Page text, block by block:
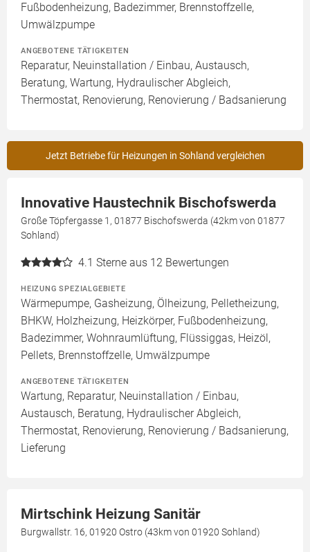
Fußbodenheizung, Badezimmer, Brennstoffzelle,
Umwälzpumpe
ANGEBOTENE TÄTIGKEITEN
Reparatur, Neuinstallation / Einbau, Austausch,
Beratung, Wartung, Hydraulischer Abgleich,
Thermostat, Renovierung, Renovierung / Badsanierung
Jetzt Betriebe für Heizungen in Sohland vergleichen
Innovative Haustechnik Bischofswerda
Große Töpfergasse 1, 01877 Bischofswerda (42km von 01877
Sohland)
4.1 Sterne aus 12 Bewertungen
HEIZUNG SPEZIALGEBIETE
Wärmepumpe, Gasheizung, Ölheizung, Pelletheizung,
BHKW, Holzheizung, Heizkörper, Fußbodenheizung,
Badezimmer, Wohnraumlüftung, Flüssiggas, Heizöl,
Pellets, Brennstoffzelle, Umwälzpumpe
ANGEBOTENE TÄTIGKEITEN
Wartung, Reparatur, Neuinstallation / Einbau,
Austausch, Beratung, Hydraulischer Abgleich,
Thermostat, Renovierung, Renovierung / Badsanierung,
Lieferung
Mirtschink Heizung Sanitär
Burgwallstr. 16, 01920 Ostro (43km von 01920 Sohland)